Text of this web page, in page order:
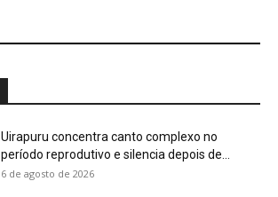
Uirapuru concentra canto complexo no
período reprodutivo e silencia depois de...
6 de agosto de 2026